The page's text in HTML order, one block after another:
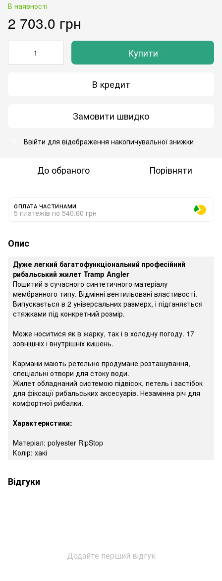
В наявності
2 703.0 грн
Купити
В кредит
Замовити швидко
Ввійти для відображення накопичувальної знижки
До обраного Порівняти
ОПЛАТА ЧАСТИНАМИ
5 платежів по 540.60 грн
Опис
Дуже легкий багатофункціональний професійний
рибальський жилет Tramp Angler
Пошитий з сучасного синтетичного матеріалу
мембранного типу. Відмінні вентильовані властивості.
Випускається в 2 універсальних размерх, і підганяється
стяжками під конкретний розмір.
Може носитися як в жарку, так і в холодну погоду. 17
зовнішніх і внутрішніх кишень.
Кармани мають ретельно продумане розташування,
спеціальні отвори для стоку води.
Жилет обладнаний системою підвісок, петель і застібок
для фіксації рибальських аксесуарів. Незамінна річ для
комфортної рибалки.
Характеристики:
Матеріал: polyester RipStop
Колір: хакі
Відгуки
Додайте перший відгук